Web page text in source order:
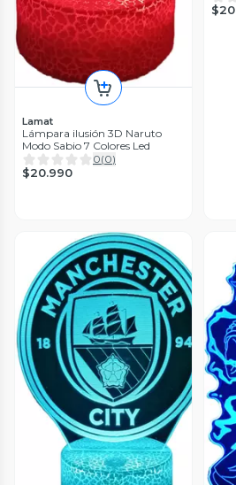
Lamat
Lámpara ilusión 3D Naruto
Modo Sabio 7 Colores Led
0(0)
$20.990